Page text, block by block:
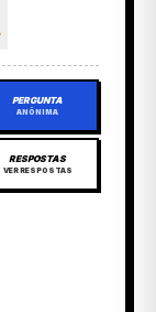
PERGUNTA
ANÔNIMA
RESPOSTAS
VER RESPOSTAS